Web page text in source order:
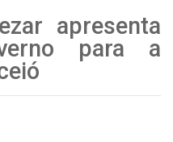
apresenta
para a